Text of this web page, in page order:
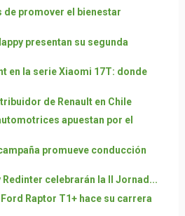
de promover el bienestar
presentan su segunda
en la serie Xiaomi 17T: donde
de Renault en Chile
apuestan por el
promueve conducción
Redinter celebrarán la II Jornad...
Raptor T1+ hace su carrera